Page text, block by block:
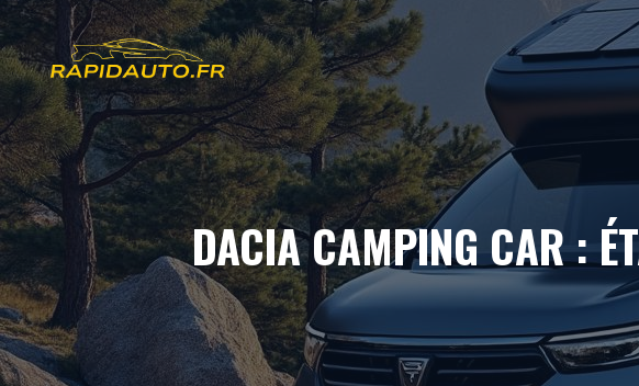
Aller
au
contenu
DACIA CAMPING CAR :